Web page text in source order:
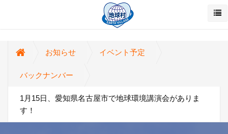
お知らせ イベント予定
バックナンバー
1月15日、愛知県名古屋市で地球環境講演会がありま
す！